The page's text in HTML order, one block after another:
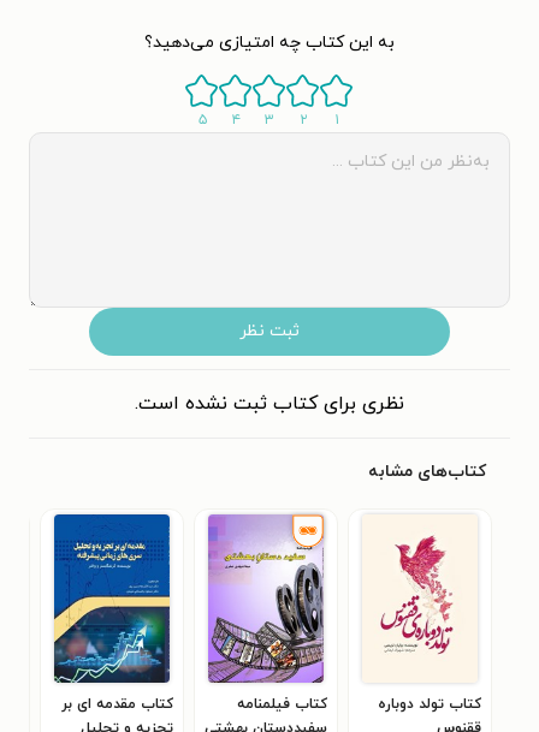
به این کتاب چه امتیازی می‌دهید؟
۱ ۲ ۳ ۴ ۵
ثبت نظر
نظری برای کتاب ثبت نشده است.
کتاب‌های مشابه
کتاب تولد دوباره
کتاب فیلمنامه
کتاب مقدمه ای بر